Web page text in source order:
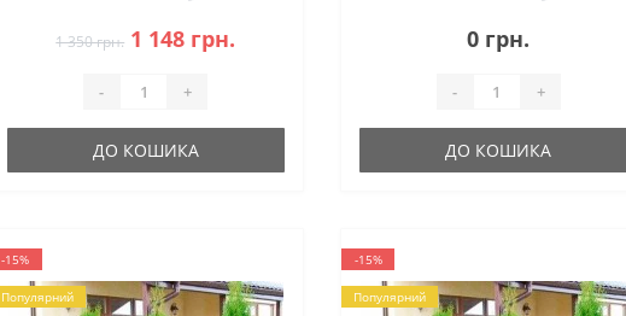
1 350 грн. 1 148 грн.
- +
ДО КОШИКА
0 грн.
- +
ДО КОШИКА
-15%
Популярний
-15%
Популярний